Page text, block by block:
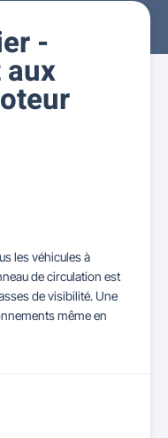
-
les véhicules à
de circulation est
de visibilité. Une
même en